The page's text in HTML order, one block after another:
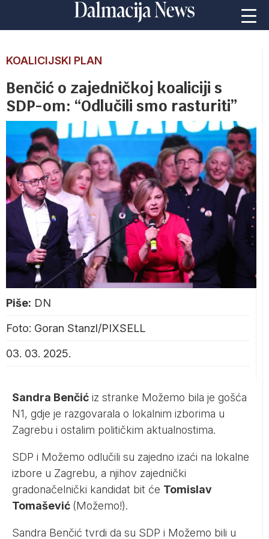
KOALICIJSKI PLAN
Benčić o zajedničkoj koaliciji s
SDP-om: “Odlučili smo rasturiti”
Piše: DN
Foto: Goran Stanzl/PIXSELL
03. 03. 2025.
Sandra Benčić iz stranke Možemo bila je gošća
N1, gdje je razgovarala o lokalnim izborima u
Zagrebu i ostalim političkim aktualnostima.
SDP i Možemo odlučili su zajedno izaći na lokalne
izbore u Zagrebu, a njihov zajednički
gradonačelnički kandidat bit će Tomislav
Tomašević (Možemo!).
Sandra Benčić tvrdi da su SDP i Možemo bili u